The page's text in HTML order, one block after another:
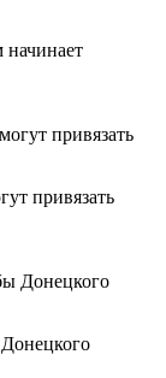
привязать